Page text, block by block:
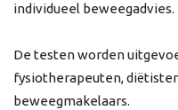
individueel beweegadvies.
De testen worden
fysiotherapeuten,
beweegmakelaars.